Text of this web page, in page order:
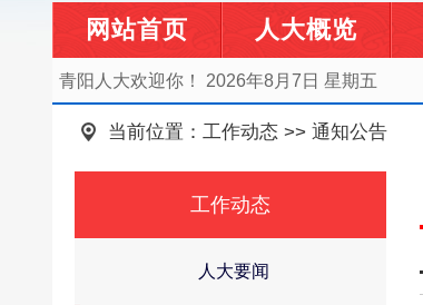
网站首页 人大概览
青阳人大欢迎你！ 2026年8月7日 星期五
当前位置： 工作动态 >> 通知公告
工作动态
人大要闻